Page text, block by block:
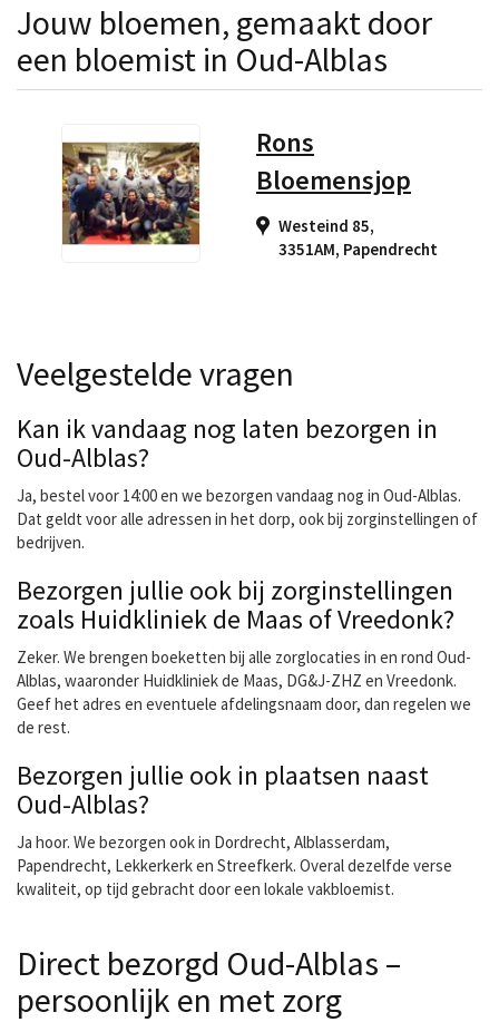
Jouw bloemen, gemaakt door
een bloemist in Oud-Alblas
Rons
Bloemensjop
Westeind 85,
3351AM, Papendrecht
Veelgestelde vragen
Kan ik vandaag nog laten bezorgen in
Oud-Alblas?
Ja, bestel voor 14:00 en we bezorgen vandaag nog in Oud-Alblas.
Dat geldt voor alle adressen in het dorp, ook bij zorginstellingen of
bedrijven.
Bezorgen jullie ook bij zorginstellingen
zoals Huidkliniek de Maas of Vreedonk?
Zeker. We brengen boeketten bij alle zorglocaties in en rond Oud-
Alblas, waaronder Huidkliniek de Maas, DG&J-ZHZ en Vreedonk.
Geef het adres en eventuele afdelingsnaam door, dan regelen we
de rest.
Bezorgen jullie ook in plaatsen naast
Oud-Alblas?
Ja hoor. We bezorgen ook in Dordrecht, Alblasserdam,
Papendrecht, Lekkerkerk en Streefkerk. Overal dezelfde verse
kwaliteit, op tijd gebracht door een lokale vakbloemist.
Direct bezorgd Oud-Alblas –
persoonlijk en met zorg